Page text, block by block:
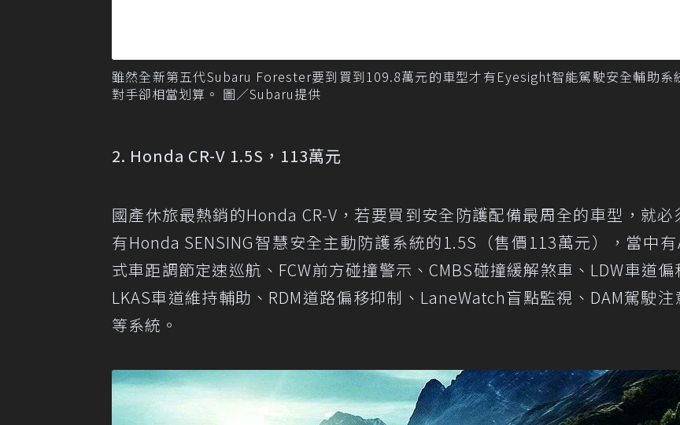
雖然全新第五代Subaru Forester要到買到109.8萬元的車型才有Eyesight智能駕駛安全輔助系
對手卻相當划算。 圖／Subaru提供
2. Honda CR-V 1.5S，113萬元
國產休旅最熱銷的Honda CR-V，若要買到安全防護配備最周全的車型，就必
有Honda SENSING智慧安全主動防護系統的1.5S（售價113萬元），當中有
式車距調節定速巡航、FCW前方碰撞警示、CMBS碰撞緩解煞車、LDW車道偏
LKAS車道維持輔助、RDM道路偏移抑制、LaneWatch盲點監視、DAM駕駛
等系統。